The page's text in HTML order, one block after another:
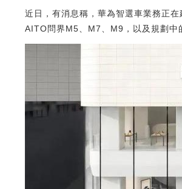
近日，有消息稱，華為智選車業務正
AITO問界M5、M7、M9，以及規劃中